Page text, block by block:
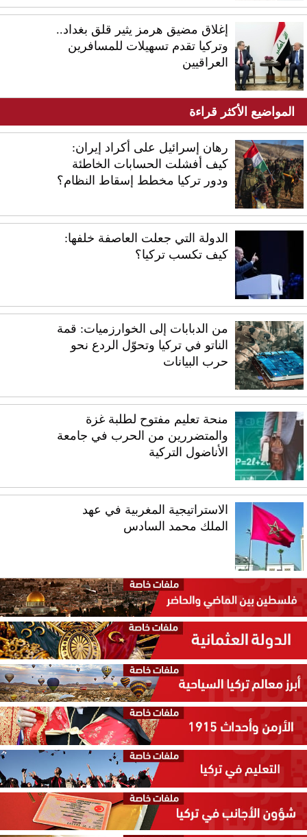
إغلاق مضيق هرمز يثير قلق بغداد..
وتركيا تقدم تسهيلات للمسافرين
العراقيين
المواضيع الأكثر قراءة
رهان إسرائيل على أكراد إيران:
كيف أفشلت الحسابات الخاطئة
ودور تركيا مخطط إسقاط النظام؟
الدولة التي جعلت العاصفة خلفها:
كيف تكسب تركيا؟
من الدبابات إلى الخوارزميات: قمة
الناتو في تركيا وتحوّل الردع نحو
حرب البيانات
منحة تعليم مفتوح لطلبة غزة
والمتضررين من الحرب في جامعة
الأناضول التركية
الاستراتيجية المغربية في عهد
الملك محمد السادس